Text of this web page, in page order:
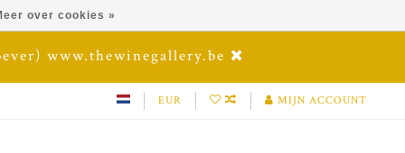
www.thewinegallery.be
EUR MIJN ACCOUNT
over cookies »